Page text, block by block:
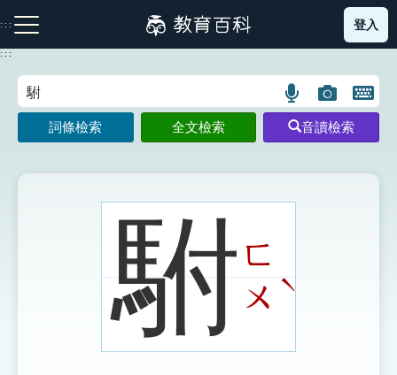
到
主
:::
注音索引圖示 筆畫索引圖示 部首索引表圖示
登入
:::
語
言
搜
示
圖
片
搜
開
鍵
圖
詞條檢索 全文檢索 音讀檢索
駙ㄈ
ㄨˋ